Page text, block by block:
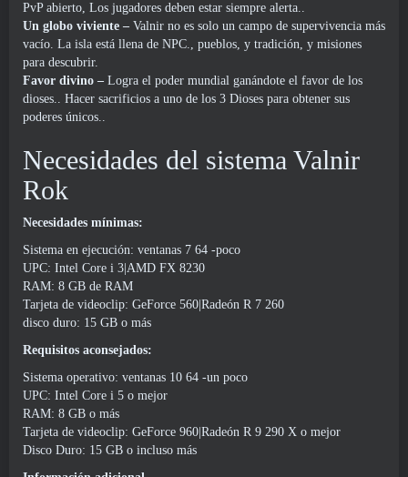
PvP abierto, Los jugadores deben estar siempre alerta..
Un globo viviente – Valnir no es solo un campo de supervivencia más
vacío. La isla está llena de NPC., pueblos, y tradición, y misiones
para descubrir.
Favor divino – Logra el poder mundial ganándote el favor de los
dioses.. Hacer sacrificios a uno de los 3 Dioses para obtener sus
poderes únicos..
Necesidades del sistema Valnir
Rok
Necesidades mínimas:
Sistema en ejecución: ventanas 7 64 -poco
UPC: Intel Core i 3|AMD FX 8230
RAM: 8 GB de RAM
Tarjeta de videoclip: GeForce 560|Radeón R 7 260
disco duro: 15 GB o más
Requisitos aconsejados:
Sistema operativo: ventanas 10 64 -un poco
UPC: Intel Core i 5 o mejor
RAM: 8 GB o más
Tarjeta de videoclip: GeForce 960|Radeón R 9 290 X o mejor
Disco Duro: 15 GB o incluso más